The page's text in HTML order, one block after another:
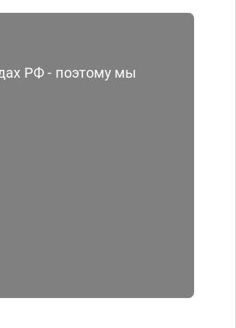
РФ - поэтому мы